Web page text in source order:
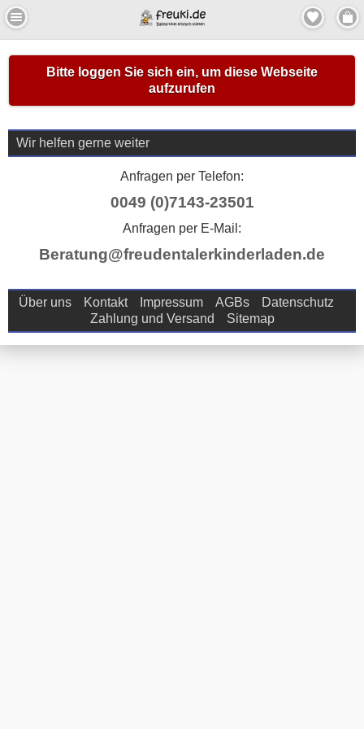
Bitte loggen Sie sich ein, um diese Webseite
aufzurufen
Wir helfen gerne weiter
Anfragen per Telefon:
0049 (0)7143-23501
Anfragen per E-Mail:
Beratung@freudentalerkinderladen.de
Über uns Kontakt Impressum AGBs
Datenschutz
Zahlung und Versand
Sitemap